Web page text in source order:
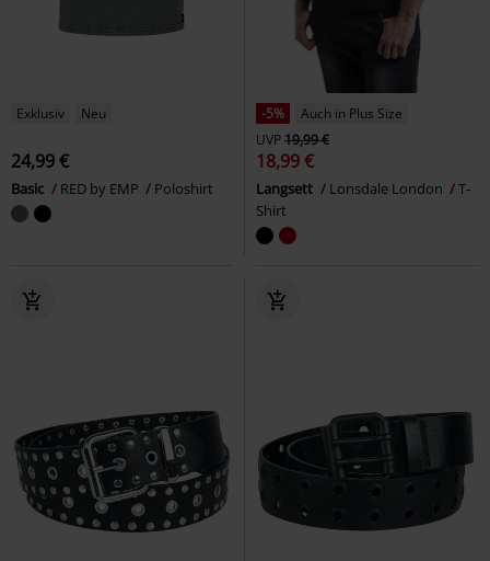
Exklusiv Neu
24,99 €
Basic RED by EMP Poloshirt
-5%
Auch in Plus Size
UVP19,99 €
18,99 €
Langsett Lonsdale London
T-
Shirt